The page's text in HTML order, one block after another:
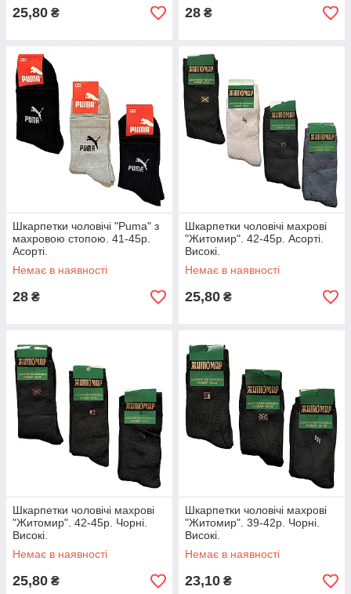
25,80 ₴ 28 ₴
Шкарпетки чоловічі "Puma" з
махровою стопою. 41-45р.
Асорті.
Немає в наявності
28 ₴
Шкарпетки чоловічі махрові
"Житомир". 42-45р. Асорті.
Високі.
Немає в наявності
25,80 ₴
Шкарпетки чоловічі махрові
"Житомир". 42-45р. Чорні.
Високі.
Немає в наявності
25,80 ₴
Шкарпетки чоловічі махрові
"Житомир". 39-42р. Чорні.
Високі.
Немає в наявності
23,10 ₴